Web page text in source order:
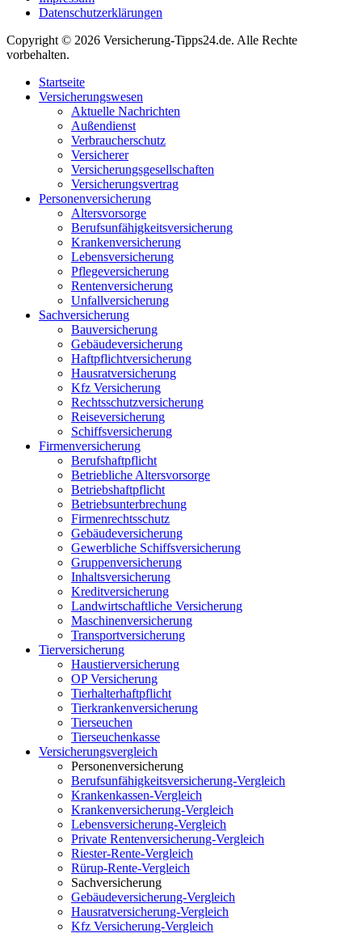
Datenschutzerklärungen
Copyright © 2026 Versicherung-Tipps24.de. Alle Rechte
vorbehalten.
Startseite
Versicherungswesen
Aktuelle Nachrichten
Außendienst
Verbraucherschutz
Versicherer
Versicherungsgesellschaften
Versicherungsvertrag
Personenversicherung
Altersvorsorge
Berufsunfähigkeits­versicherung
Krankenversicherung
Lebensversicherung
Pflegeversicherung
Rentenversicherung
Unfallversicherung
Sachversicherung
Bauversicherung
Gebäudeversicherung
Haftpflichtversicherung
Hausratversicherung
Kfz Versicherung
Rechtsschutzversicherung
Reiseversicherung
Schiffsversicherung
Firmenversicherung
Berufshaftpflicht
Betriebliche Altersvorsorge
Betriebshaftpflicht
Betriebsunterbrechung
Firmenrechtsschutz
Gebäudeversicherung
Gewerbliche Schiffsversicherung
Gruppenversicherung
Inhaltsversicherung
Kreditversicherung
Landwirtschaftliche Versicherung
Maschinenversicherung
Transportversicherung
Tierversicherung
Haustierversicherung
OP Versicherung
Tierhalterhaftpflicht
Tierkrankenversicherung
Tierseuchen
Tierseuchenkasse
Versicherungsvergleich
Personenversicherung
Berufsunfähigkeitsversicherung-Vergleich
Krankenkassen-Vergleich
Krankenversicherung-Vergleich
Lebensversicherung-Vergleich
Private Rentenversicherung-Vergleich
Riester-Rente-Vergleich
Rürup-Rente-Vergleich
Sachversicherung
Gebäudeversicherung-Vergleich
Hausratversicherung-Vergleich
Kfz Versicherung-Vergleich